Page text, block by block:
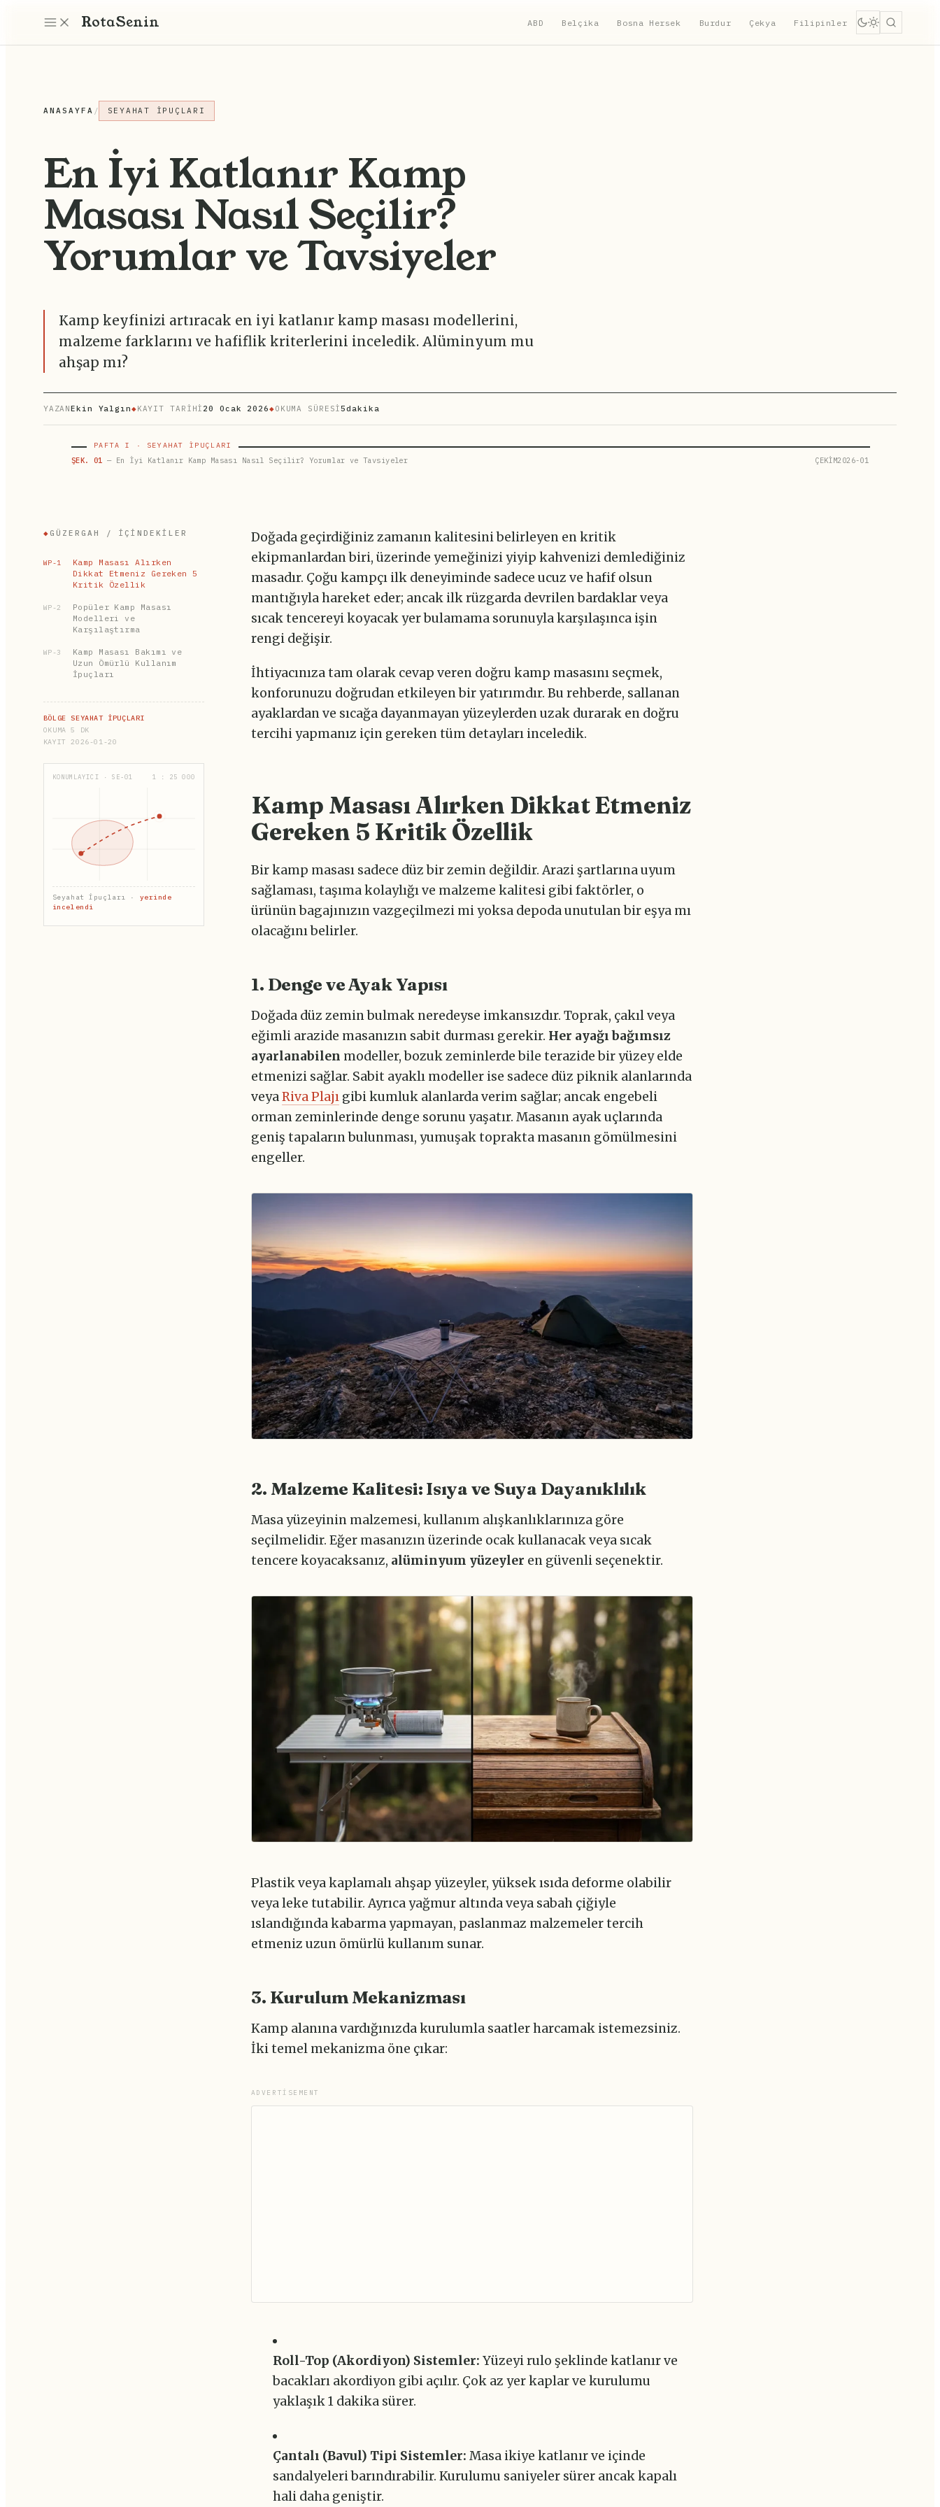
RotaSenin ABD Belçika Bosna Hersek Burdur Çekya Filipinler
ANASAYFA / SEYAHAT İPUÇLARI
En İyi Katlanır Kamp
Masası Nasıl Seçilir?
Yorumlar ve Tavsiyeler
Kamp keyfinizi artıracak en iyi katlanır kamp masası modellerini,
malzeme farklarını ve hafiflik kriterlerini inceledik. Alüminyum mu
ahşap mı?
YAZANEkin Yalgın◆KAYIT TARİHİ 20 Ocak 2026◆OKUMA SÜRESİ5dakika
PAFTA I · SEYAHAT İPUÇLARI
ŞEK. 01 — En İyi Katlanır Kamp Masası Nasıl Seçilir? Yorumlar ve Tavsiyeler ÇEKİM2026-01
◆ GÜZERGAH / İÇINDEKILER
WP-1
Kamp Masası Alırken
Dikkat Etmeniz Gereken 5
Kritik Özellik
WP-2
Popüler Kamp Masası
Modelleri ve
Karşılaştırma
WP-3
Kamp Masası Bakımı ve
Uzun Ömürlü Kullanım
İpuçları
BÖLGE SEYAHAT İPUÇLARI
OKUMA 5 DK
KAYIT 2026-01-20
KONUMLAYICI · SE-01 1 : 25 000
Seyahat İpuçları · yerinde
incelendi
Doğada geçirdiğiniz zamanın kalitesini belirleyen en kritik
ekipmanlardan biri, üzerinde yemeğinizi yiyip kahvenizi demlediğiniz
masadır. Çoğu kampçı ilk deneyiminde sadece ucuz ve hafif olsun
mantığıyla hareket eder; ancak ilk rüzgarda devrilen bardaklar veya
sıcak tencereyi koyacak yer bulamama sorunuyla karşılaşınca işin
rengi değişir.
İhtiyacınıza tam olarak cevap veren doğru kamp masasını seçmek,
konforunuzu doğrudan etkileyen bir yatırımdır. Bu rehberde, sallanan
ayaklardan ve sıcağa dayanmayan yüzeylerden uzak durarak en doğru
tercihi yapmanız için gereken tüm detayları inceledik.
Kamp Masası Alırken Dikkat Etmeniz
Gereken 5 Kritik Özellik
Bir kamp masası sadece düz bir zemin değildir. Arazi şartlarına uyum
sağlaması, taşıma kolaylığı ve malzeme kalitesi gibi faktörler, o
ürünün bagajınızın vazgeçilmezi mi yoksa depoda unutulan bir eşya mı
olacağını belirler.
1. Denge ve Ayak Yapısı
Doğada düz zemin bulmak neredeyse imkansızdır. Toprak, çakıl veya
eğimli arazide masanızın sabit durması gerekir. Her ayağı bağımsız
ayarlanabilen modeller, bozuk zeminlerde bile terazide bir yüzey elde
etmenizi sağlar. Sabit ayaklı modeller ise sadece düz piknik alanlarında
veyaRiva Plajıgibi kumluk alanlarda verim sağlar; ancak engebeli
orman zeminlerinde denge sorunu yaşatır. Masanın ayak uçlarında
geniş tapaların bulunması, yumuşak toprakta masanın gömülmesini
engeller.
2. Malzeme Kalitesi: Isıya ve Suya Dayanıklılık
Masa yüzeyinin malzemesi, kullanım alışkanlıklarınıza göre
seçilmelidir. Eğer masanızın üzerinde ocak kullanacak veya sıcak
tencere koyacaksanız, alüminyum yüzeyler en güvenli seçenektir.
Plastik veya kaplamalı ahşap yüzeyler, yüksek ısıda deforme olabilir
veya leke tutabilir. Ayrıca yağmur altında veya sabah çiğiyle
ıslandığında kabarma yapmayan, paslanmaz malzemeler tercih
etmeniz uzun ömürlü kullanım sunar.
3. Kurulum Mekanizması
Kamp alanına vardığınızda kurulumla saatler harcamak istemezsiniz.
İki temel mekanizma öne çıkar:
ADVERTISEMENT
Roll-Top (Akordiyon) Sistemler: Yüzeyi rulo şeklinde katlanır ve
bacakları akordiyon gibi açılır. Çok az yer kaplar ve kurulumu
yaklaşık 1 dakika sürer.
Çantalı (Bavul) Tipi Sistemler: Masa ikiye katlanır ve içinde
sandalyeleri barındırabilir. Kurulumu saniyeler sürer ancak kapalı
hali daha geniştir.